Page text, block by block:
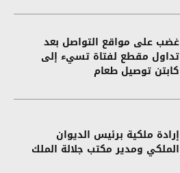
غضب على مواقع التواصل بعد
تداول مقطع لفتاة تسيء إلى
كابتن توصيل طعام
إرادة ملكية برئيس الديوان
الملكي ومدير مكتب جلالة الملك